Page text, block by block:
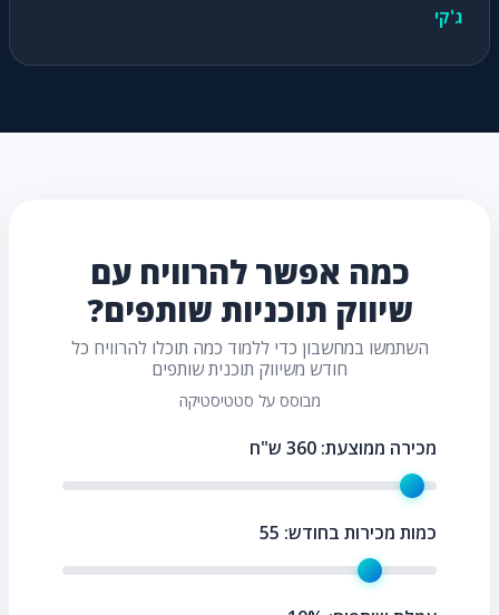
ג'קי
כמה אפשר להרוויח עם
שיווק תוכניות שותפים?
השתמשו במחשבון כדי ללמוד כמה תוכלו להרוויח כל
חודש משיווק תוכנית שותפים
מבוסס על סטטיסטיקה
מכירה ממוצעת: 360 ש"ח
כמות מכירות בחודש: 55